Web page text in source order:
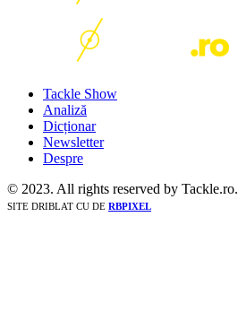
Tackle Show
Analiză
Dicționar
Newsletter
Despre
© 2023. All rights reserved by Tackle.ro.
SITE DRIBLAT CU DE RBPIXEL